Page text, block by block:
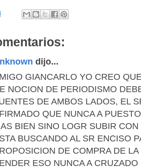
dijo...
GIANCARLO YO CREO
NOCION DE PERIODISMO
DE AMBOS LADOS, EL
QUE NUNCA A
BIEN SINO LOGR SUBIR
BUSCANDO AL SR ENCISO
DE COMPRA DE
ESO NUNCA A